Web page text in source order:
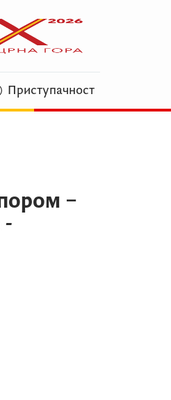
Приступачност
–
-